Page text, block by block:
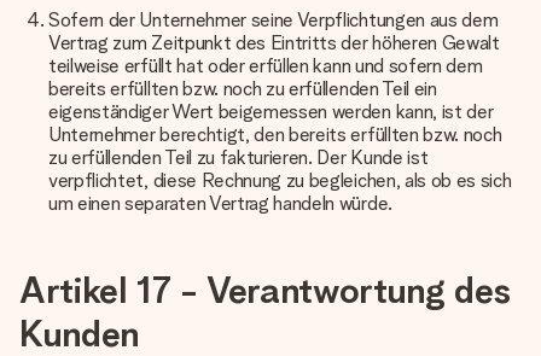
Sofern der Unternehmer seine Verpflichtungen aus dem
Vertrag zum Zeitpunkt des Eintritts der höheren Gewalt
teilweise erfüllt hat oder erfüllen kann und sofern dem
bereits erfüllten bzw. noch zu erfüllenden Teil ein
eigenständiger Wert beigemessen werden kann, ist der
Unternehmer berechtigt, den bereits erfüllten bzw. noch
zu erfüllenden Teil zu fakturieren. Der Kunde ist
verpflichtet, diese Rechnung zu begleichen, als ob es sich
um einen separaten Vertrag handeln würde.
Artikel 17 - Verantwortung des
Kunden